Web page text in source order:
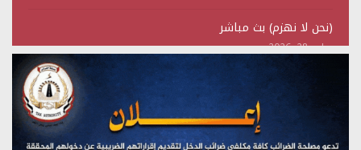
(نحن لا نهزم) بث مباشر
يوليو 28, 2026
تستمعون لبرنامج (هندسة الوهم)
مؤتمر صحفي لمركز عين الإنسانية حول جرائم تحالف العدوان